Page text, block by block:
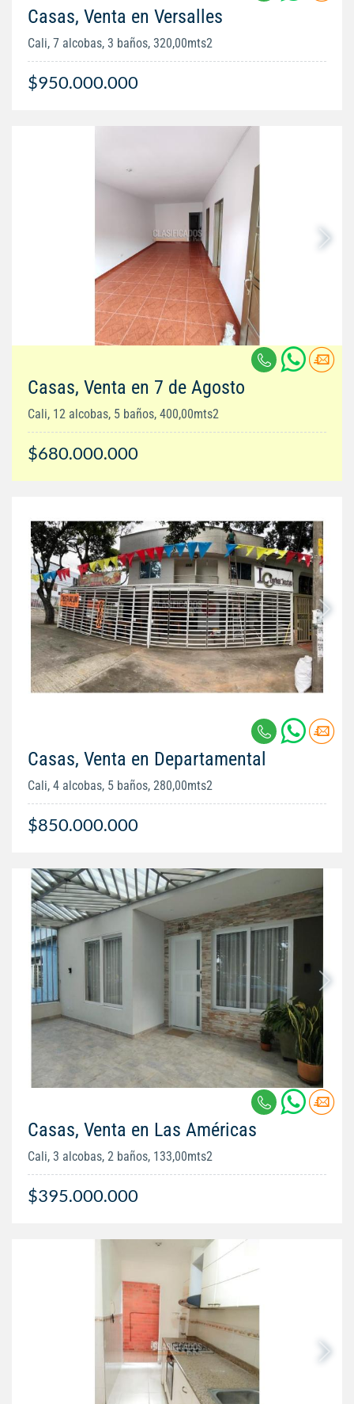
Casas, Venta en Versalles
Cali, 7 alcobas, 3 baños, 320,00mts2
$950.000.000
Casas, Venta en 7 de Agosto
Cali, 12 alcobas, 5 baños, 400,00mts2
$680.000.000
Casas, Venta en Departamental
Cali, 4 alcobas, 5 baños, 280,00mts2
$850.000.000
Casas, Venta en Las Américas
Cali, 3 alcobas, 2 baños, 133,00mts2
$395.000.000